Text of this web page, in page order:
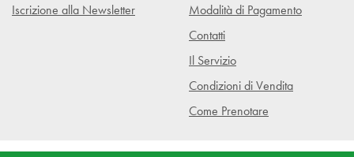
Iscrizione alla Newsletter
Modalità di Pagamento
Contatti
Il Servizio
Condizioni di Vendita
Come Prenotare